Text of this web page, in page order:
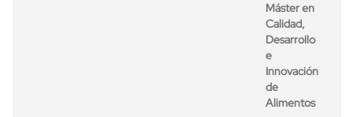
Máster en
Calidad,
Desarrollo
e
Innovación
de
Alimentos